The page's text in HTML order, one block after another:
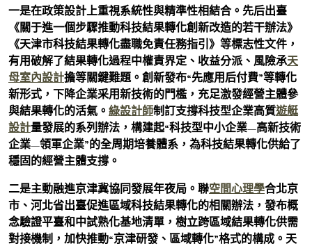
一是在政策設計上重視系統性與精準性相結合。先后出臺
《關于進一個步驟推動科技結果轉化創新改造的若干辦法》
《天津市科技結果轉化盡職免責任務指引》等標志性文件，
有用破解了結果轉化過程中權責界定、收益分派、風險承天
母室內設計擔等關鍵難題。創新發布“先應用后付費”等轉化
新形式，下降企業采用新技術的門檻，充足激發經營主體參
與結果轉化的活氣。 綠設計師制訂支撐科技型企業高質遊艇
設計量發展的系列辦法，構建起“科技型中小企業—高新技術
企業—領軍企業”的全周期培養體系，為科技結果轉化供給了
穩固的經營主體支撐。
二是主動融進京津冀協同發展年夜局。聯空間心理學合北京
市、河北省出臺促進區域科技結果轉化的相關辦法，發布概
念驗證平臺和中試熟化基地清單，樹立跨區域結果轉化供需
對接機制，加快推動“京津研發、區域轉化”格式的構成。天